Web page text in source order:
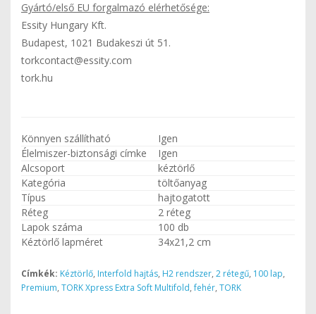
Gyártó/első EU forgalmazó elérhetősége:
Essity Hungary Kft.
Budapest, 1021 Budakeszi út 51.
torkcontact@essity.com
tork.hu
Könnyen szállítható
Igen
Élelmiszer-biztonsági címke
Igen
Alcsoport
kéztörlő
Kategória
töltőanyag
Típus
hajtogatott
Réteg
2 réteg
Lapok száma
100 db
Kéztörlő lapméret
34x21,2 cm
Címkék: Kéztörlő, Interfold hajtás, H2 rendszer, 2 rétegű, 100 lap,
Premium, TORK Xpress Extra Soft Multifold,fehér, TORK